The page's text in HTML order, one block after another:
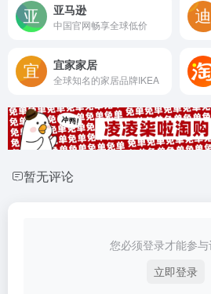
亚马逊
中国官网畅享全球低价
宜家家居
全球知名的家居品牌IKEA
暂无评论
您必须登录才能参与
立即登录